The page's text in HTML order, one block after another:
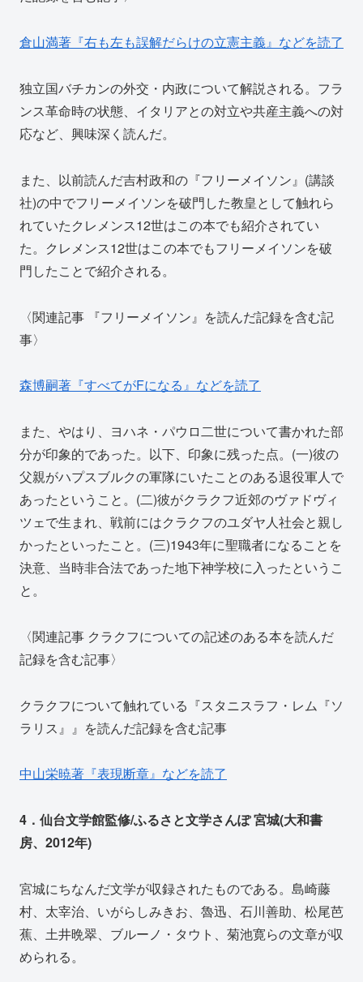
倉山満著『右も左も誤解だらけの立憲主義』などを読了
独立国バチカンの外交・内政について解説される。フラ
ンス革命時の状態、イタリアとの対立や共産主義への対
応など、興味深く読んだ。
また、以前読んだ吉村政和の『フリーメイソン』(講談
社)の中でフリーメイソンを破門した教皇として触れら
れていたクレメンス12世はこの本でも紹介されてい
た。クレメンス12世はこの本でもフリーメイソンを破
門したことで紹介される。
〈関連記事 『フリーメイソン』を読んだ記録を含む記
事〉
森博嗣著『すべてがFになる』などを読了
また、やはり、ヨハネ・パウロ二世について書かれた部
分が印象的であった。以下、印象に残った点。(一)彼の
父親がハプスブルクの軍隊にいたことのある退役軍人で
あったということ。(二)彼がクラクフ近郊のヴァドヴィ
ツェで生まれ、戦前にはクラクフのユダヤ人社会と親し
かったといったこと。(三)1943年に聖職者になることを
決意、当時非合法であった地下神学校に入ったというこ
と。
〈関連記事 クラクフについての記述のある本を読んだ
記録を含む記事〉
クラクフについて触れている『スタニスラフ・レム『ソ
ラリス』』を読んだ記録を含む記事
中山栄暁著『表現断章』などを読了
4．仙台文学館監修/ふるさと文学さんぽ 宮城(大和書
房、2012年)
宮城にちなんだ文学が収録されたものである。島崎藤
村、太宰治、いがらしみきお、魯迅、石川善助、松尾芭
蕉、土井晩翠、ブルーノ・タウト、菊池寛らの文章が収
められる。